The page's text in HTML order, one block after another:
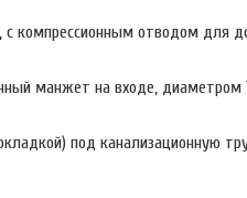
компрессионным отводом для
манжет на входе, диаметром
под канализационную